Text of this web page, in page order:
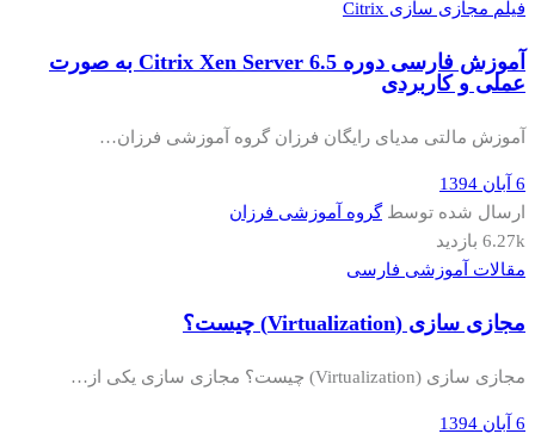
فیلم مجازی سازی Citrix
آموزش فارسی دوره Citrix Xen Server 6.5 به صورت
عملی و کاربردی
آموزش مالتی مدیای رایگان فرزان گروه آموزشی فرزان…
6 آبان 1394
ارسال شده توسطگروه آموزشی فرزان
6.27k بازدید
مقالات آموزشی فارسی
مجازی سازی (Virtualization) چیست؟
مجازی سازی (Virtualization) چیست؟ مجازی سازی یکی از…
6 آبان 1394